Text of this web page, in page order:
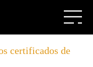
certificados de